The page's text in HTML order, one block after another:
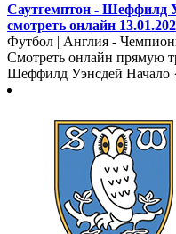
Саутгемптон - Шеффилд
смотреть онлайн
Футбол | Англия -
Смотреть онлайн прямую
Шеффилд Уэнсдей Начало